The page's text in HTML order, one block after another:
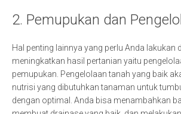
2. Pemupukan dan
Hal penting lainnya yang perlu Anda lakukan
meningkatkan hasil pertanian yaitu
pemupukan. Pengelolaan tanah yang baik
nutrisi yang dibutuhkan tanaman untuk
dengan optimal. Anda bisa menambahkan